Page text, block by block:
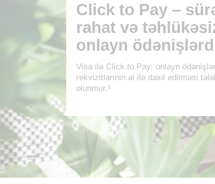
Click to Pay –
rahat və
onlayn
Visa ilə Click to Pay: onlayn
rekvizitlərinin əl ilə daxil edilməsi
olunmur.¹